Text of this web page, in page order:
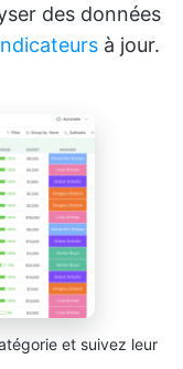
des données
à jour.
et suivez leur